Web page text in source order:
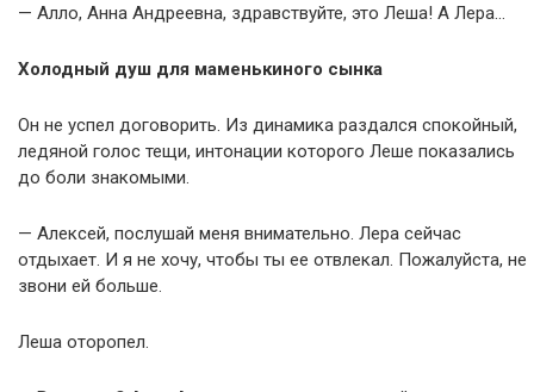
— Алло, Анна Андреевна, здравствуйте, это Леша! А Лера…
Холодный душ для маменькиного сынка
Он не успел договорить. Из динамика раздался спокойный,
ледяной голос тещи, интонации которого Леше показались
до боли знакомыми.
— Алексей, послушай меня внимательно. Лера сейчас
отдыхает. И я не хочу, чтобы ты ее отвлекал. Пожалуйста, не
звони ей больше.
Леша оторопел.